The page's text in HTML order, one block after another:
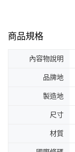
商品規格
內容物說明
品牌地
製造地
尺寸
材質